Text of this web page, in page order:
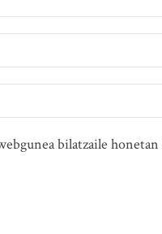
bilatzaile